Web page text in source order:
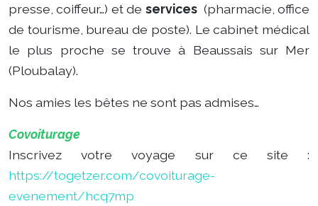
presse, coiffeur…) et de services(pharmacie, office
de tourisme, bureau de poste). Le cabinet médical
le plus proche se trouve à Beaussais sur Mer
(Ploubalay).
Nos amies les bêtes ne sont pas admises…
Covoiturage
Inscrivez votre voyage sur ce site :
https://togetzer.com/covoiturage-
evenement/hcq7mp